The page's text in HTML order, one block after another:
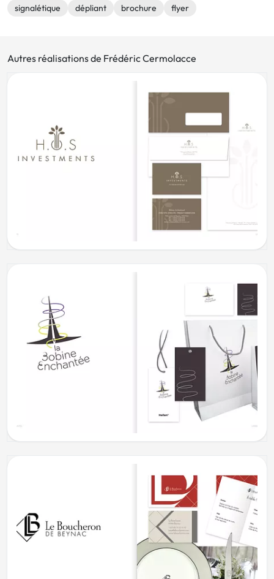
signalétique
dépliant brochure flyer
Autres réalisations de Frédéric Cermolacce